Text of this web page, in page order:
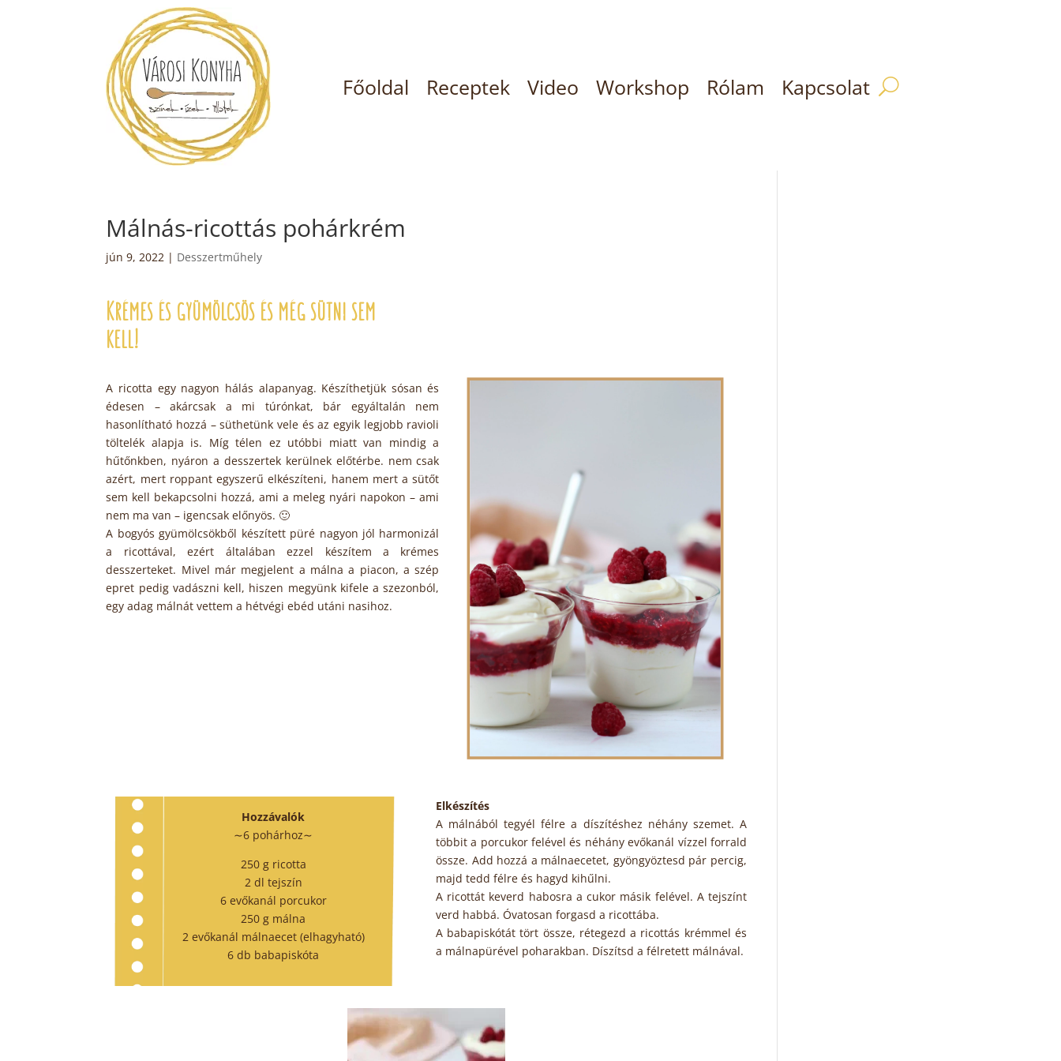
Főoldal Receptek Video Workshop Rólam Kapcsolat
Málnás-ricottás pohárkrém
jún 9, 2022 | Desszertműhely
Krémes és gyümölcsös és még sütni sem
kell!
A ricotta egy nagyon hálás alapanyag. Készíthetjük sósan és
édesen – akárcsak a mi túrónkat, bár egyáltalán nem
hasonlítható hozzá – süthetünk vele és az egyik legjobb ravioli
töltelék alapja is. Míg télen ez utóbbi miatt van mindig a
hűtőnkben, nyáron a desszertek kerülnek előtérbe. nem csak
azért, mert roppant egyszerű elkészíteni, hanem mert a sütőt
sem kell bekapcsolni hozzá, ami a meleg nyári napokon – ami
nem ma van – igencsak előnyös. 🙂
A bogyós gyümölcsökből készített püré nagyon jól harmonizál
a ricottával, ezért általában ezzel készítem a krémes
desszerteket. Mivel már megjelent a málna a piacon, a szép
epret pedig vadászni kell, hiszen megyünk kifele a szezonból,
egy adag málnát vettem a hétvégi ebéd utáni nasihoz.
Hozzávalók
∼6 pohárhoz∼
250 g ricotta
2 dl tejszín
6 evőkanál porcukor
250 g málna
2 evőkanál málnaecet (elhagyható)
6 db babapiskóta
Elkészítés
A málnából tegyél félre a díszítéshez néhány szemet. A
többit a porcukor felével és néhány evőkanál vízzel forrald
össze. Add hozzá a málnaecetet, gyöngyöztesd pár percig,
majd tedd félre és hagyd kihűlni.
A ricottát keverd habosra a cukor másik felével. A tejszínt
verd habbá. Óvatosan forgasd a ricottába.
A babapiskótát tört össze, rétegezd a ricottás krémmel és
a málnapürével poharakban. Díszítsd a félretett málnával.